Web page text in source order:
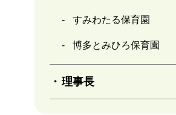
すみわたる保育園
博多とみひろ保育園
理事長